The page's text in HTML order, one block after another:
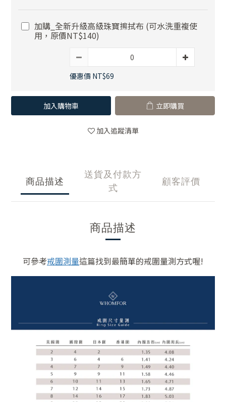
加購_全新升級高級珠寶擦拭布 (可水洗重複使
用，原價NT$140)
優惠價 NT$69
加入購物車 立即購買
加入追蹤清單
商品描述
送貨及付款方
式
顧客評價
商品描述
可參考戒圍測量這篇找到最簡單的戒圍量測方式喔!